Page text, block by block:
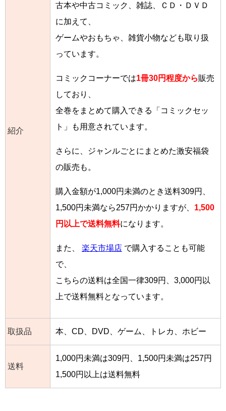
紹介
古本や中古コミック、雑誌、ＣＤ・ＤＶＤ
に加えて、
ゲームやおもちゃ、雑貨小物なども取り扱
っています。
コミックコーナーでは1冊30円程度から販売
しており、
全巻をまとめて購入できる「コミックセッ
ト」も用意されています。
さらに、ジャンルごとにまとめた激安福袋
の販売も。
購入金額が1,000円未満のとき送料309円、
1,500円未満なら257円かかりますが、 1,500
円以上で送料無料になります。
また、 楽天市場店 で購入することも可能
で、
こちらの送料は全国一律309円、3,000円以
上で送料無料となっています。
取扱品 本、CD、DVD、ゲーム、トレカ、ホビー
送料
1,000円未満は309円、1,500円未満は257円
1,500円以上は送料無料